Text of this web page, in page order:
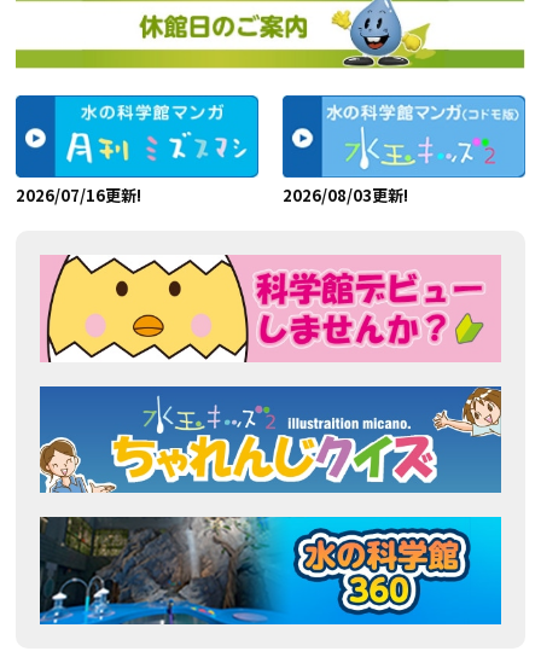
2026/07/16更新! 2026/08/03更新!